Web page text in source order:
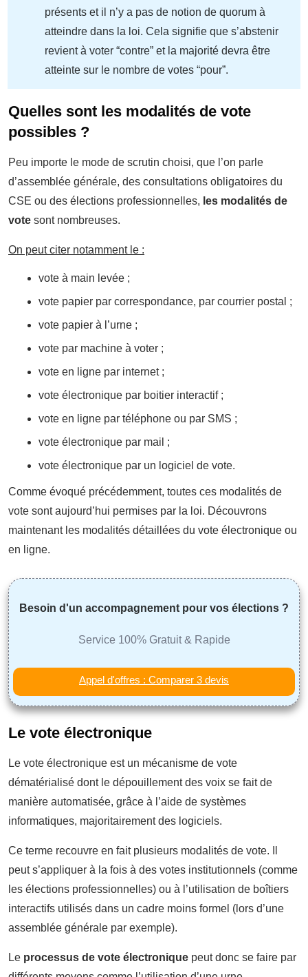
présents et il n’y a pas de notion de quorum à
atteindre dans la loi. Cela signifie que s’abstenir
revient à voter “contre” et la majorité devra être
atteinte sur le nombre de votes “pour”.
Quelles sont les modalités de vote
possibles ?
Peu importe le mode de scrutin choisi, que l’on parle
d’assemblée générale, des consultations obligatoires du
CSE ou des élections professionnelles, les modalités de
vote sont nombreuses.
On peut citer notamment le :
vote à main levée ;
vote papier par correspondance, par courrier postal ;
vote papier à l’urne ;
vote par machine à voter ;
vote en ligne par internet ;
vote électronique par boitier interactif ;
vote en ligne par téléphone ou par SMS ;
vote électronique par mail ;
vote électronique par un logiciel de vote.
Comme évoqué précédemment, toutes ces modalités de
vote sont aujourd’hui permises par la loi. Découvrons
maintenant les modalités détaillées du vote électronique ou
en ligne.
Besoin d'un accompagnement pour vos élections ?
Service 100% Gratuit & Rapide
Appel d'offres : Comparer 3 devis
Le vote électronique
Le vote électronique est un mécanisme de vote
dématérialisé dont le dépouillement des voix se fait de
manière automatisée, grâce à l’aide de systèmes
informatiques, majoritairement des logiciels.
Ce terme recouvre en fait plusieurs modalités de vote. Il
peut s’appliquer à la fois à des votes institutionnels (comme
les élections professionnelles) ou à l’utilisation de boîtiers
interactifs utilisés dans un cadre moins formel (lors d’une
assemblée générale par exemple).
Le processus de vote électronique peut donc se faire par